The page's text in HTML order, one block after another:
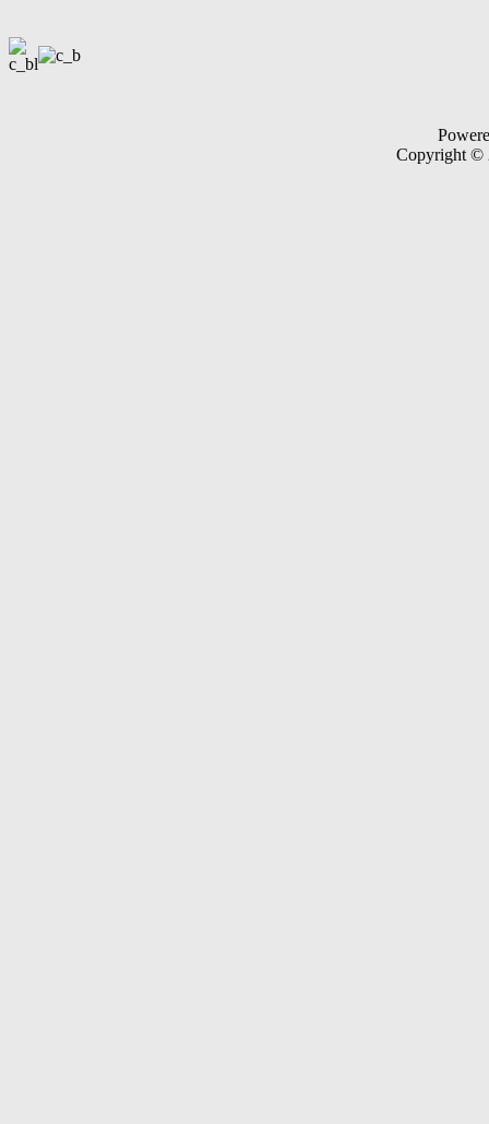
Copyright ©